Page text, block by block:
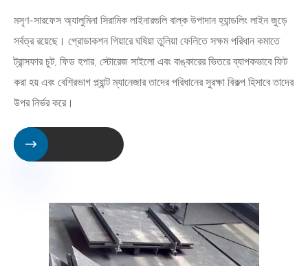
মসৃণ-সারফেস অ্যালুমিনা সিরামিক লাইনারগুলি বাল্ক উপাদান হ্যান্ডলিং লাইন জুড়ে
সর্বত্র রয়েছে। প্রোডাকশন গিয়ারে ঘষিয়া তুলিয়া ফেলিতে সক্ষম পরিধান কমাতে
ট্রান্সফার চুট, ফিড হপার, স্টোরেজ সাইলো এবং বাঙ্কারের ভিতরে ব্যাপকভাবে ফিট
করা হয় এবং বেশিরভাগ প্ল্যান্ট ম্যানেজার তাদের পরিধানের সুরক্ষা বিকল্প হিসাবে তাদের
উপর নির্ভর করে।
